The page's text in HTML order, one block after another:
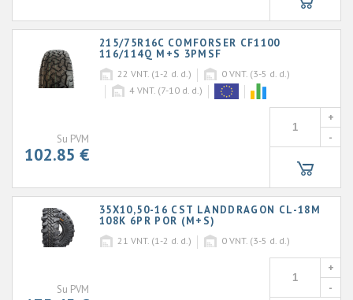
215/75R16C COMFORSER CF1100
116/114Q M+S 3PMSF
22 VNT. (1-2 d. d.) 0 VNT. (3-5 d. d.)
4 VNT. (7-10 d. d.)
Su PVM
102.85 €
+
-
35X10,50-16 CST LANDDRAGON CL-18M
108K 6PR POR (M+S)
21 VNT. (1-2 d. d.) 0 VNT. (3-5 d. d.)
Su PVM
+
-